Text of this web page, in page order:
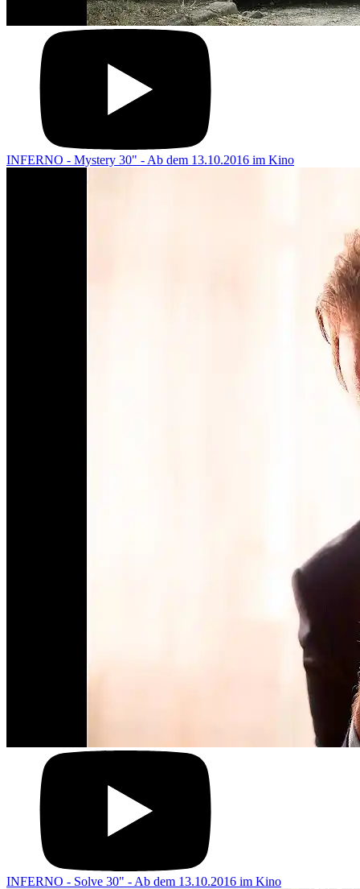
INFERNO - Mystery 30" - Ab dem 13.10.2016 im Kino
INFERNO - Solve 30" - Ab dem 13.10.2016 im Kino